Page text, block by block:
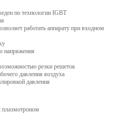
по технологии IGBT
работать аппарату при входном
напряжения
резки решеток
давления воздуха
давления
плазмотроном